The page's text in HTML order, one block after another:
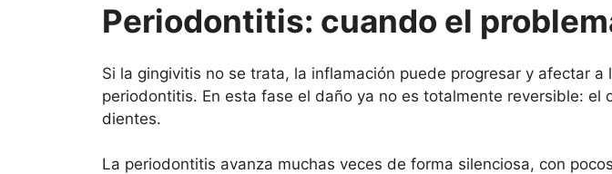
Periodontitis: cuando el
Si la gingivitis no se trata, la inflamación puede progresar y afectar
periodontitis. En esta fase el daño ya no es totalmente reversible: el
dientes.
La periodontitis avanza muchas veces de forma silenciosa, con